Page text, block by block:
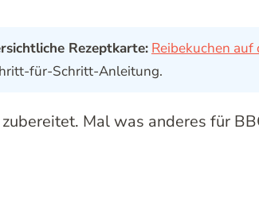
Rezeptkarte: Reibekuchen auf
für-Schritt-Anleitung.
Mal was anderes für